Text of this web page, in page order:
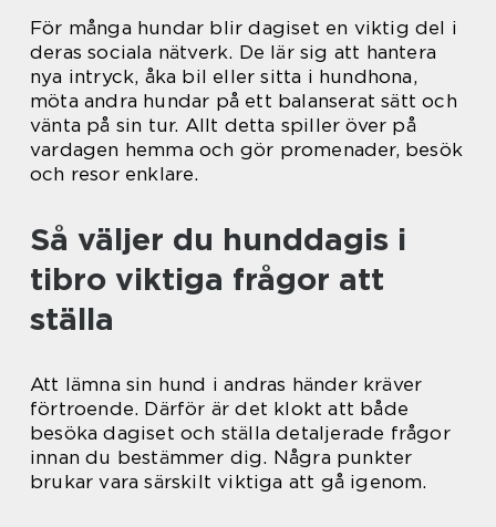
För många hundar blir dagiset en viktig del i
deras sociala nätverk. De lär sig att hantera
nya intryck, åka bil eller sitta i hundhona,
möta andra hundar på ett balanserat sätt och
vänta på sin tur. Allt detta spiller över på
vardagen hemma och gör promenader, besök
och resor enklare.
Så väljer du hunddagis i
tibro viktiga frågor att
ställa
Att lämna sin hund i andras händer kräver
förtroende. Därför är det klokt att både
besöka dagiset och ställa detaljerade frågor
innan du bestämmer dig. Några punkter
brukar vara särskilt viktiga att gå igenom.